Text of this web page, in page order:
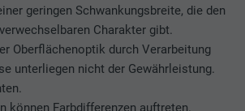
geringen Schwankungsbreite, die den
Charakter gibt.
Oberflächenoptik durch Verarbeitung
unterliegen nicht der Gewährleistung.
können Farbdifferenzen auftreten.
Monate